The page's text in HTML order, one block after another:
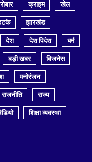
क्राइम खेल
झारखंड
देश देश विदेश धर्म
बड़ी खबर बिजनेस
मनोरंजन
राजनीति राज्य
शिक्षा व्यवस्था